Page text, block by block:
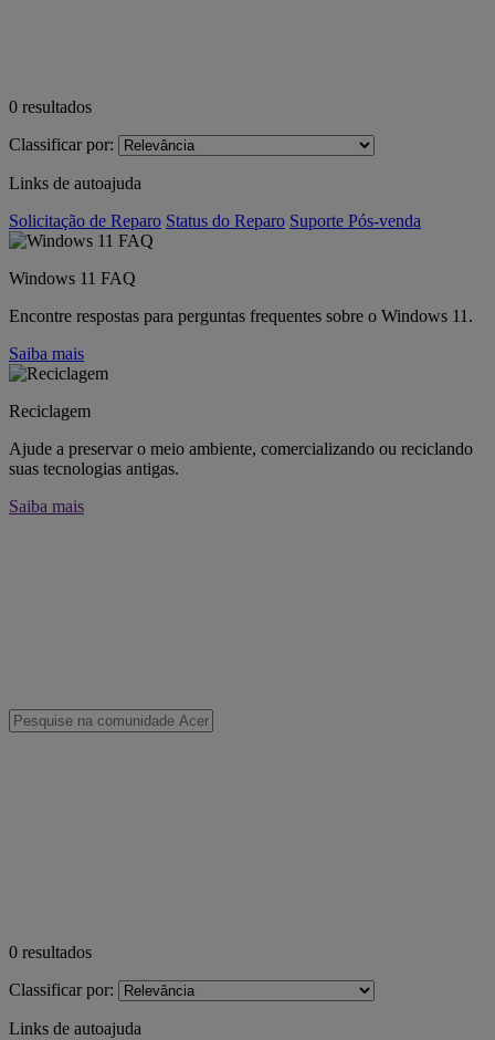
0 resultados
Classificar por:
Links de autoajuda
Solicitação de Reparo Status do Reparo Suporte Pós-venda
Windows 11 FAQ
Encontre respostas para perguntas frequentes sobre o Windows 11.
Saiba mais
Reciclagem
Ajude a preservar o meio ambiente, comercializando ou reciclando
suas tecnologias antigas.
Saiba mais
0 resultados
Classificar por:
Links de autoajuda